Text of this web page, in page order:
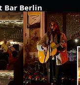
Bar Berlin